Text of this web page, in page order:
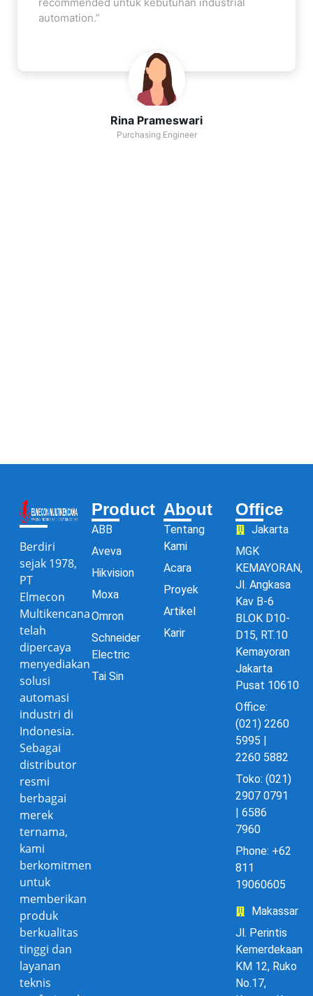
Rina Prameswari
Purchasing Engineer
automation.”
Berdiri
sejak 1978,
PT
Elmecon
Multikencana
telah
dipercaya
menyediakan
solusi
automasi
industri di
Indonesia.
Sebagai
distributor
resmi
berbagai
merek
ternama,
kami
berkomitmen
untuk
memberikan
produk
berkualitas
tinggi dan
layanan
teknis
Product
ABB
Aveva
Hikvision
Moxa
Omron
Schneider
Electric
Tai Sin
About
Tentang
Kami
Acara
Proyek
Artikel
Karir
Office
Jakarta
MGK
KEMAYORAN,
Jl. Angkasa
Kav B-6
BLOK D10-
D15, RT.10
Kemayoran
Jakarta
Pusat 10610
Office:
(021) 2260
5995 |
2260 5882
Toko: (021)
2907 0791
| 6586
7960
Phone: +62
811
19060605
Makassar
Jl. Perintis
Kemerdekaan
KM 12, Ruko
No.17,